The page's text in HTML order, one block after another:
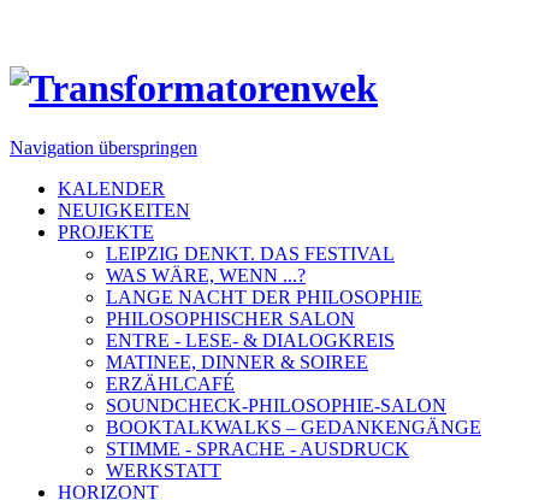
Navigation überspringen
KALENDER
NEUIGKEITEN
PROJEKTE
LEIPZIG DENKT. DAS FESTIVAL
WAS WÄRE, WENN ...?
LANGE NACHT DER PHILOSOPHIE
PHILOSOPHISCHER SALON
ENTRE - LESE- & DIALOGKREIS
MATINEE, DINNER & SOIREE
ERZÄHLCAFÉ
SOUNDCHECK-PHILOSOPHIE-SALON
BOOKTALKWALKS – GEDANKENGÄNGE
STIMME - SPRACHE - AUSDRUCK
WERKSTATT
HORIZONT